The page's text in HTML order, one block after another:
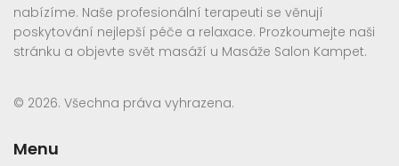
nabízíme. Naše profesionální terapeuti se věnují
poskytování nejlepší péče a relaxace. Prozkoumejte naši
stránku a objevte svět masáží u Masáže Salon Kampet.
© 2026. Všechna práva vyhrazena.
Menu